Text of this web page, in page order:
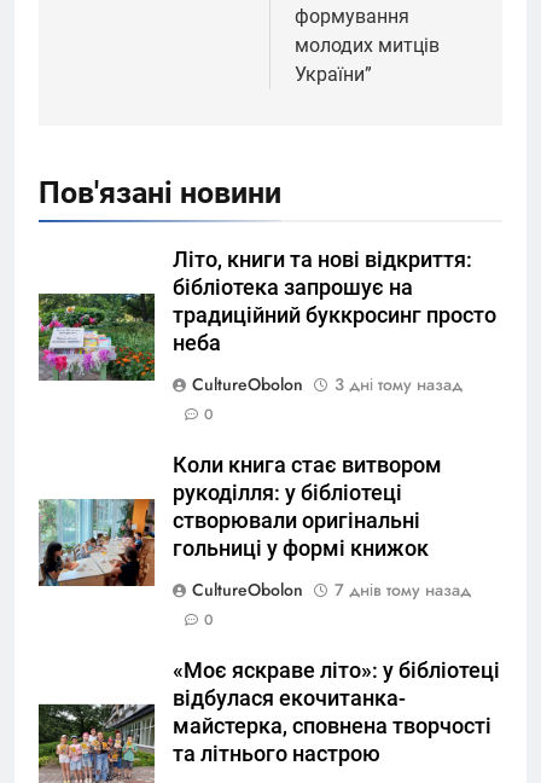
формування
молодих митців
України”
Пов'язані новини
Літо, книги та нові відкриття:
бібліотека запрошує на
традиційний буккросинг просто
неба
CultureObolon
3 дні тому назад
0
Коли книга стає витвором
рукоділля: у бібліотеці
створювали оригінальні
гольниці у формі книжок
CultureObolon
7 днів тому назад
0
«Моє яскраве літо»: у бібліотеці
відбулася екочитанка-
майстерка, сповнена творчості
та літнього настрою